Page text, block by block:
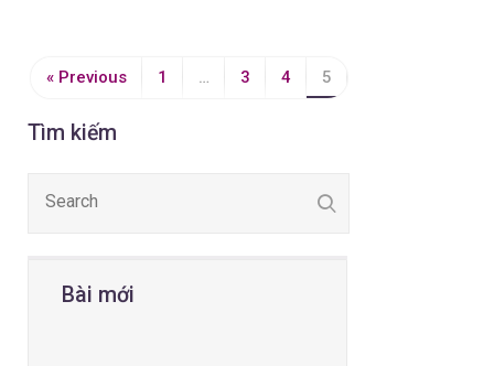
« Previous 1 … 3 4 5
Tìm kiếm
Bài mới